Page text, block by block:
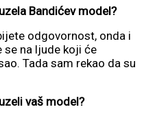
Bandićev model?
odgovornost, onda i
na ljude koji će
Tada sam rekao da su
vaš model?